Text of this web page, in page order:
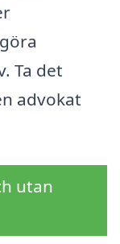
Ta det
advokat
utan